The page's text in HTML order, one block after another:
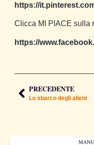
https://
Clicca MI PIACE sulla
https://
PRECEDENTE
Lo sbarco degli alieni